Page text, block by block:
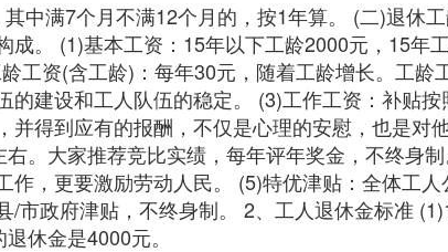
中满7个月不满12个月的，按1年算。 (二)退休
。 (1)基本工资：15年以下工龄2000元，15年
工资(含工龄)：每年30元，随着工龄增长。工龄
建设和工人队伍的稳定。 (3)工作工资：补贴
得到应有的报酬，不仅是心理的安慰，也是对
。大家推荐竞比实绩，每年评年奖金，不终身
，更要激励劳动人民。 (5)特优津贴：全体工
市政府津贴，不终身制。 2、工人退休金标准
休金是4000元。